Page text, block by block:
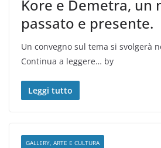
Kore e Demetra, un
passato e presente.
Un convegno sul tema si svolgerà
Continua a leggere… by
Leggi tutto
GALLERY, ARTE E CULTURA